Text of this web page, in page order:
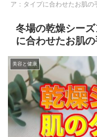
ア：タイプに合わせたお肌の
冬場の乾燥シー
に合わせたお肌の
美容と健康